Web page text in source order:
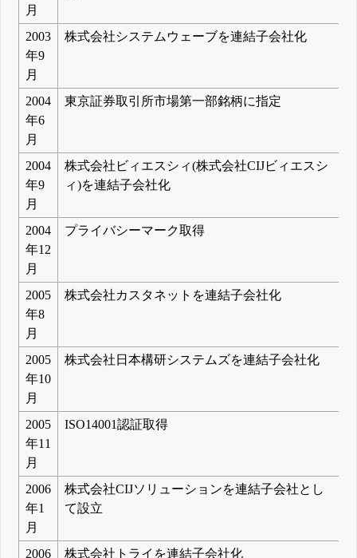
月
2003
年9
月
株式会社システムウェーブを連結子会社化
2004
年6
月
東京証券取引所市場第一部銘柄に指定
2004
年9
月
株式会社ビィエスシィ(株式会社CIJビィエスシ
ィ)を連結子会社化
2004
年12
月
プライバシーマーク取得
2005
年8
月
株式会社カスタネットを連結子会社化
2005
年10
月
株式会社日本構研システムズを連結子会社化
2005
年11
月
ISO14001認証取得
2006
年1
月
株式会社CIJソリューションを連結子会社とし
て設立
2006
株式会社トライを連結子会社化